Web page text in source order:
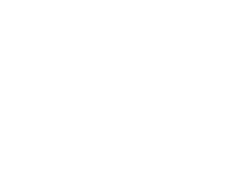
rond Proxima
1,3 maal die van
zoals wij dat kennen op
de exoplaneet –
hoe de
aan de ster Proxima